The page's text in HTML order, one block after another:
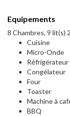
Equipements
8 Chambres, 9 lit(s)
Cuisine
Micro-Onde
Réfrigérateur
Congélateur
Four
Toaster
Machine à
BBQ